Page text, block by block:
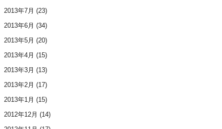
2013年7月 (23)
2013年6月 (34)
2013年5月 (20)
2013年4月 (15)
2013年3月 (13)
2013年2月 (17)
2013年1月 (15)
2012年12月 (14)